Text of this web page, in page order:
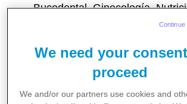
Bucodental, Ginecología,
Madrid, 6 de febrero de 2024–
We need your
proceed
We and/or our partners use cookies and
Continue